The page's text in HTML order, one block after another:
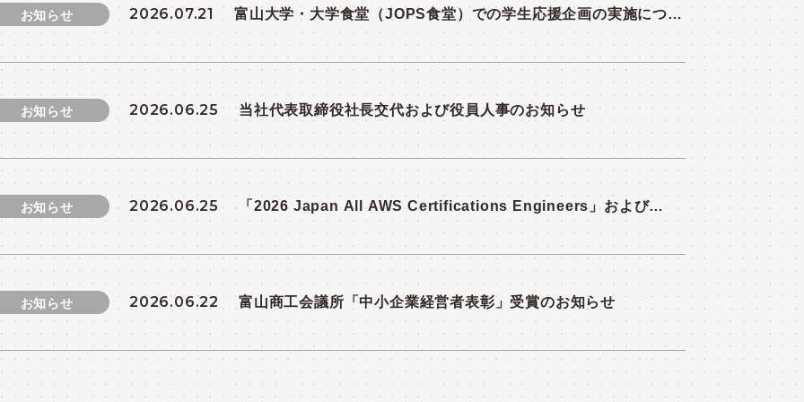
お知らせ 2026.07.21
富山大学・大学食堂（JOPS食堂）での学生応援企画の実施につい
お知らせ 2026.06.25 当社代表取締役社長交代および役員人事のお知らせ
お知らせ 2026.06.25
「2026 Japan All AWS Certifications Engineers」および
お知らせ 2026.06.22 富山商工会議所「中小企業経営者表彰」受賞のお知らせ